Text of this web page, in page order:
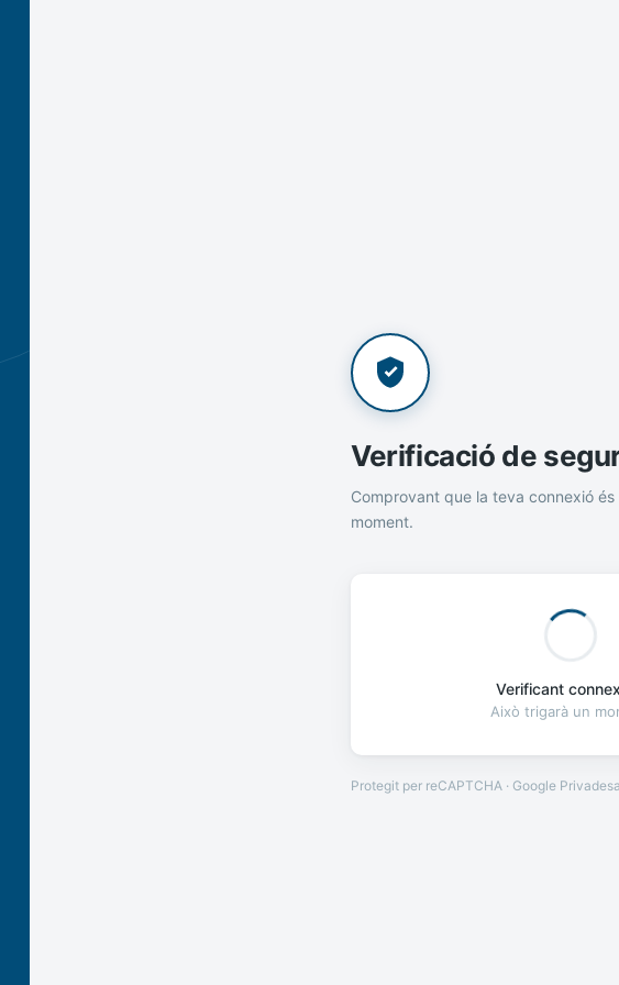
Verificació de
Comprovant que la teva connexió és
moment.
Verificant
Això trigarà un
Protegit per reCAPTCHA · Google Privadesa